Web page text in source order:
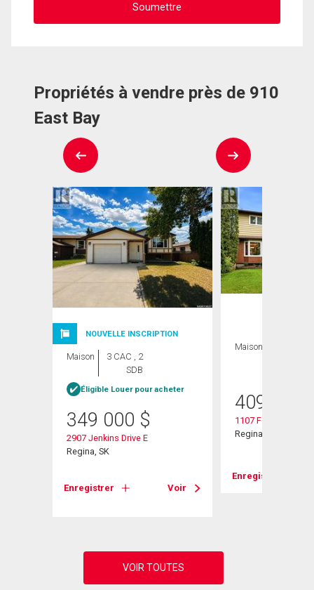
Propriétés à vendre près de 910
East Bay
NOUVELLE INSCRIPTION
Maison
3 CAC , 2
SDB
Éligible Louer pour acheter
349 000 $
2907 Jenkins Drive E
Regina, SK
Enregistrer Voir
Maison
409 900
1107 Ferguson
Regina, SK
Enregistrer